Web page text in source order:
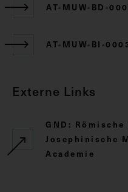
AT-MUW-BD-
AT-MUW-BI-
Externe Links
GND:
Josephinische
Academie